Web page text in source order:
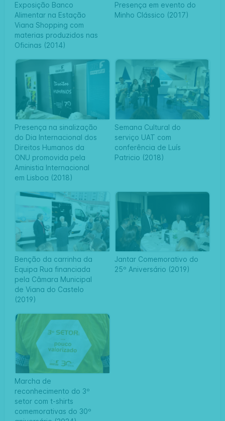
Exposição Banco
Alimentar na Estação
Viana Shopping com
materias produzidos nas
Oficinas (2014)
Presença em evento do
Minho Clássico (2017)
Presença na sinalização
do Dia Internacional dos
Direitos Humanos da
ONU promovida pela
Aministia Internacional
em Lisboa (2018)
Semana Cultural do
serviço UAT com
conferência de Luís
Patricio (2018)
Benção da carrinha da
Equipa Rua financiada
pela Câmara Municipal
de Viana do Castelo
(2019)
Jantar Comemorativo do
25º Aniversário (2019)
Marcha de
reconhecimento do 3º
setor com t-shirts
comemorativas do 30º